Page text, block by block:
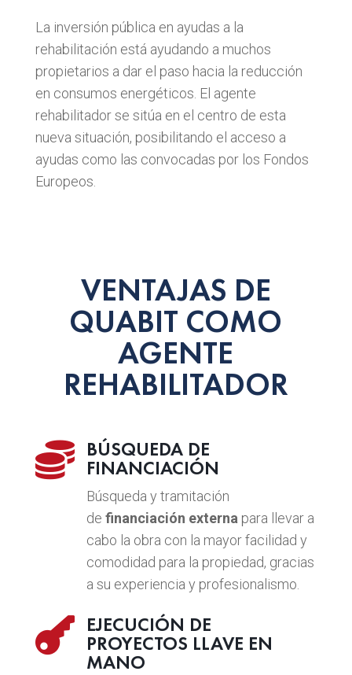
La inversión pública en ayudas a la
rehabilitación está ayudando a muchos
propietarios a dar el paso hacia la reducción
en consumos energéticos. El agente
rehabilitador se sitúa en el centro de esta
nueva situación, posibilitando el acceso a
ayudas como las convocadas por los Fondos
Europeos.
VENTAJAS DE
QUABIT COMO
AGENTE
REHABILITADOR
 BÚSQUEDA DE
FINANCIACIÓN
Búsqueda y tramitación
de financiación externa para llevar a
cabo la obra con la mayor facilidad y
comodidad para la propiedad, gracias
a su experiencia y profesionalismo.
 EJECUCIÓN DE
PROYECTOS LLAVE EN
MANO